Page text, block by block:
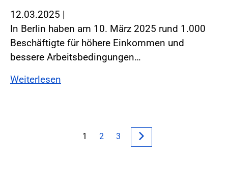
12.03.2025 |
In Berlin haben am 10. März 2025 rund 1.000
Beschäftigte für höhere Einkommen und
bessere Arbeitsbedingungen…
Weiterlesen
1 2 3